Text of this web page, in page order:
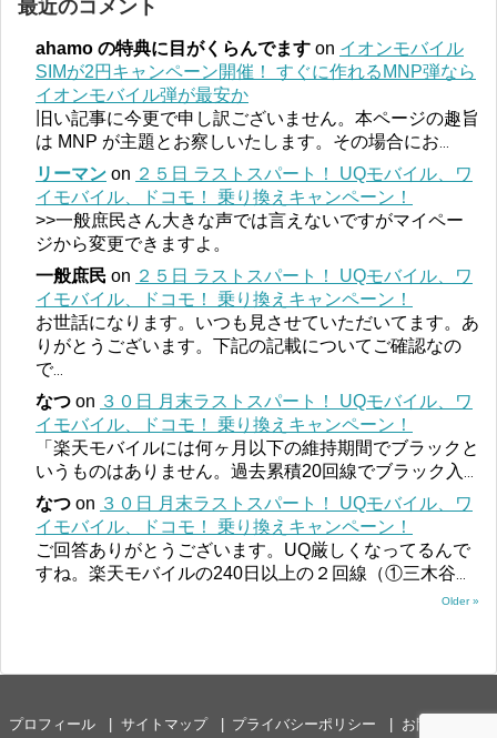
最近のコメント
ahamo の特典に目がくらんでます on イオンモバイル
SIMが2円キャンペーン開催！ すぐに作れるMNP弾なら
イオンモバイル弾が最安か
旧い記事に今更で申し訳ございません。本ページの趣旨
は MNP が主題とお察しいたします。その場合にお
リーマン on ２５日 ラストスパート！ UQモバイル、ワ
イモバイル、ドコモ！ 乗り換えキャンペーン！
>>一般庶民さん大きな声では言えないですがマイペー
ジから変更できますよ。
一般庶民 on ２５日 ラストスパート！ UQモバイル、ワ
イモバイル、ドコモ！ 乗り換えキャンペーン！
お世話になります。いつも見させていただいてます。あ
りがとうございます。下記の記載についてご確認なの
で...
なつ on ３０日 月末ラストスパート！ UQモバイル、ワ
イモバイル、ドコモ！ 乗り換えキャンペーン！
「楽天モバイルには何ヶ月以下の維持期間でブラックと
いうものはありません。過去累積20回線でブラック入
なつ on ３０日 月末ラストスパート！ UQモバイル、ワ
イモバイル、ドコモ！ 乗り換えキャンペーン！
ご回答ありがとうございます。UQ厳しくなってるんで
すね。楽天モバイルの240日以上の２回線（①三木谷
Older »
プロフィール サイトマップ プライバシーポリシー お問い合わせ